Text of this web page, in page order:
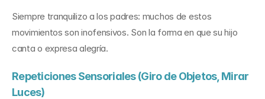
Siempre tranquilizo a los padres: muchos de estos
movimientos son inofensivos. Son la forma en que su hijo
canta o expresa alegría.
Repeticiones Sensoriales (Giro de Objetos, Mirar
Luces)